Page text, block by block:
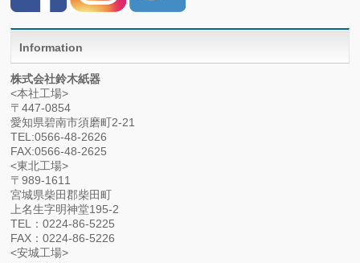
Information
株式会社鈴木紙器
<本社工場>
〒447-0854
愛知県碧南市須磨町2-21
TEL:0566-48-2626
FAX:0566-48-2625
<東北工場>
〒989-1611
宮城県柴田郡柴田町
上名生字明神堂195-2
TEL：0224-86-5225
FAX：0224-86-5226
<安城工場>